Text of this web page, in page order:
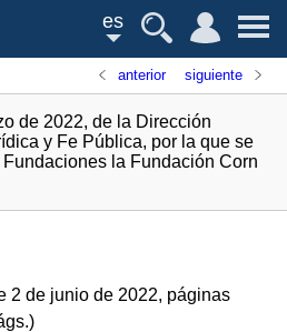
es
anterior siguiente
de 2022, de la Dirección
y Fe Pública, por la que se
la Fundación Corn
2 de junio de 2022, páginas
)